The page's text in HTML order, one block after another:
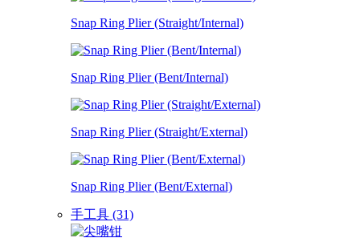
Snap Ring Plier (Straight/Internal)
Snap Ring Plier (Bent/Internal)
Snap Ring Plier (Straight/External)
Snap Ring Plier (Bent/External)
手工具 (31)